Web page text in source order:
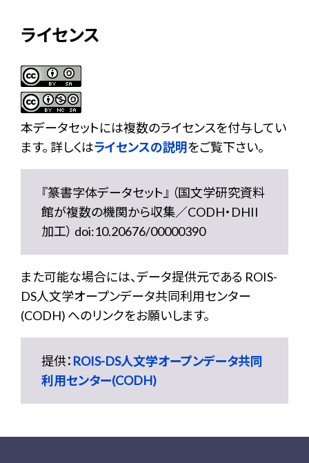
ライセンス
本データセットには複数のライセンスを付与してい
ます。 詳しくはライセンスの説明をご覧下さい。
『篆書字体データセット』 （国文学研究資料
館が複数の機関から収集／CODH・DHII
加工） doi:10.20676/00000390
また可能な場合には、データ提供元である ROIS-
DS人文学オープンデータ共同利用センター
(CODH) へのリンクをお願いします。
提供： ROIS-DS人文学オープンデータ共同
利用センター(CODH)